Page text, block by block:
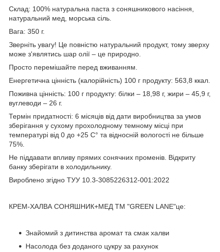
Склад: 100% натуральна паста з соняшникового насіння,
натуральний мед, морська сіль.
Вага: 350 г.
Зверніть увагу! Це повністю натуральний продукт, тому зверху
може з'являтись шар олії – це природно.
Просто перемішайте перед вживанням.
Енергетична цінність (калорійність) 100 г продукту: 563,8 ккал.
Поживна цінність: 100 г продукту: білки – 18,98 г, жири – 45,9 г,
вуглеводи – 26 г.
Термін придатності: 6 місяців від дати виробництва за умов
зберігання у сухому прохолодному темному місці при
температурі від 0 до +25 С° та відносній вологості не більше
75%.
Не піддавати впливу прямих сонячних променів. Відкриту
банку зберігати в холодильнику.
Вироблено згідно ТУУ 10.3-3085226312-001:2022
КРЕМ-ХАЛВА СОНЯШНИК+МЕД TM "GREEN LANE"це:
Знайомий з дитинства аромат та смак халви
Насолода без доданого цукру за рахунок